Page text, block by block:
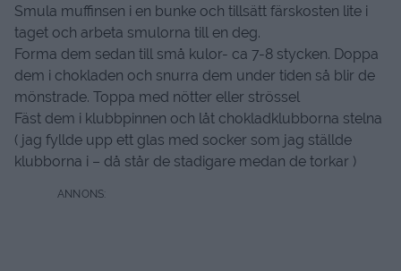
Smula muffinsen i en bunke och tillsätt färskosten lite i
taget och arbeta smulorna till en deg.
Forma dem sedan till små kulor- ca 7-8 stycken. Doppa
dem i chokladen och snurra dem under tiden så blir de
mönstrade. Toppa med nötter eller strössel
Fäst dem i klubbpinnen och låt chokladklubborna stelna
( jag fyllde upp ett glas med socker som jag ställde
klubborna i – då står de stadigare medan de torkar )